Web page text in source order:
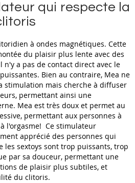
qui respecte la
à ondes magnétiques. Cette
du plaisir plus lente avec des
n'y a pas de contact direct avec le
Bien au contraire, Mea ne
stimulation mais cherche à diffuser
permettant ainsi une
Mea est très doux et permet au
permettant aux personnes à
l'orgasme! Ce stimulateur
apprécié des personnes qui
sextoys sont trop puissants, trop
par sa douceur, permettant une
de plaisir plus subtiles, et
du clitoris.